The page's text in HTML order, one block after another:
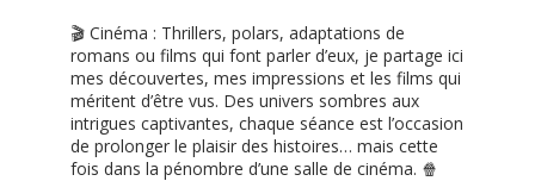
🎬 Cinéma : Thrillers, polars, adaptations de
romans ou films qui font parler d’eux, je partage ici
mes découvertes, mes impressions et les films qui
méritent d’être vus. Des univers sombres aux
intrigues captivantes, chaque séance est l’occasion
de prolonger le plaisir des histoires… mais cette
fois dans la pénombre d’une salle de cinéma. 🍿